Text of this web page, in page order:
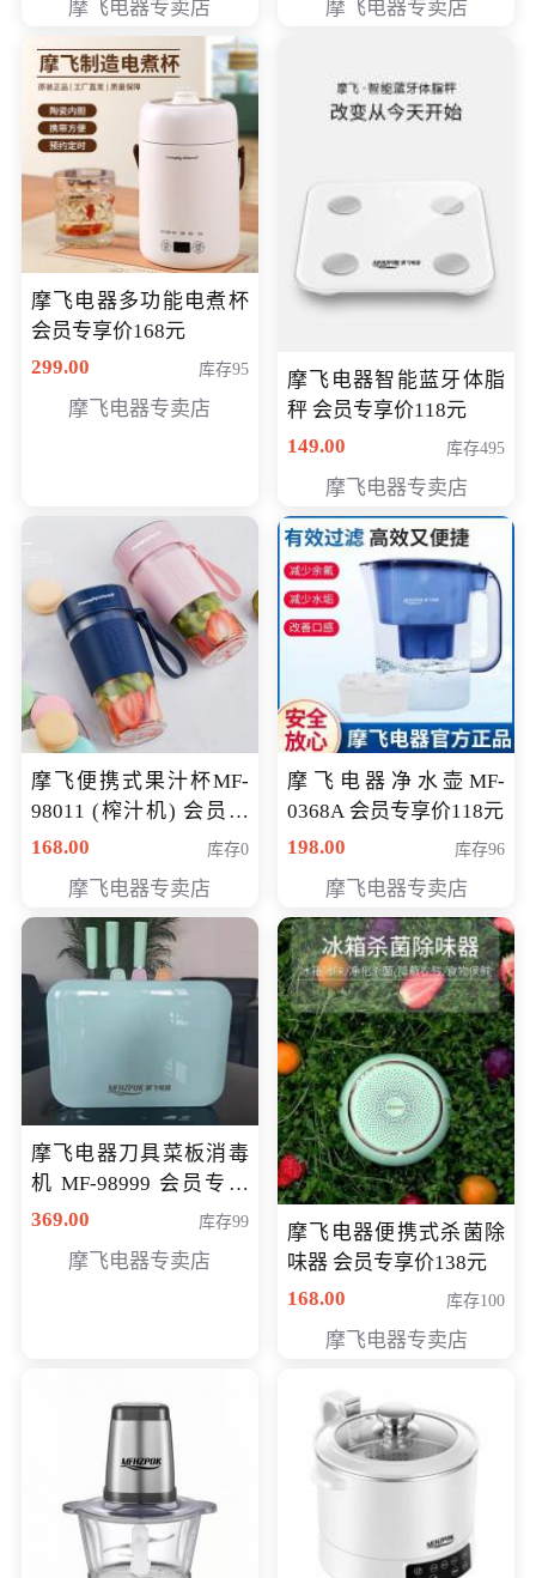
摩飞电器专卖店 摩飞电器专卖店
摩飞电器多功能电煮杯
会员专享价168元
299.00
库存95
摩飞电器专卖店
摩飞电器智能蓝牙体脂
秤 会员专享价118元
149.00
库存495
摩飞电器专卖店
摩飞便携式果汁杯MF-
98011 (榨汁机) 会员专
享价138元
168.00 库存0
摩飞电器专卖店
摩飞电器净水壶MF-
0368A 会员专享价118元
198.00
库存96
摩飞电器专卖店
摩飞电器刀具菜板消毒
机 MF-98999 会员专享
价286元
369.00 库存99
摩飞电器专卖店
摩飞电器便携式杀菌除
味器 会员专享价138元
168.00
库存100
摩飞电器专卖店